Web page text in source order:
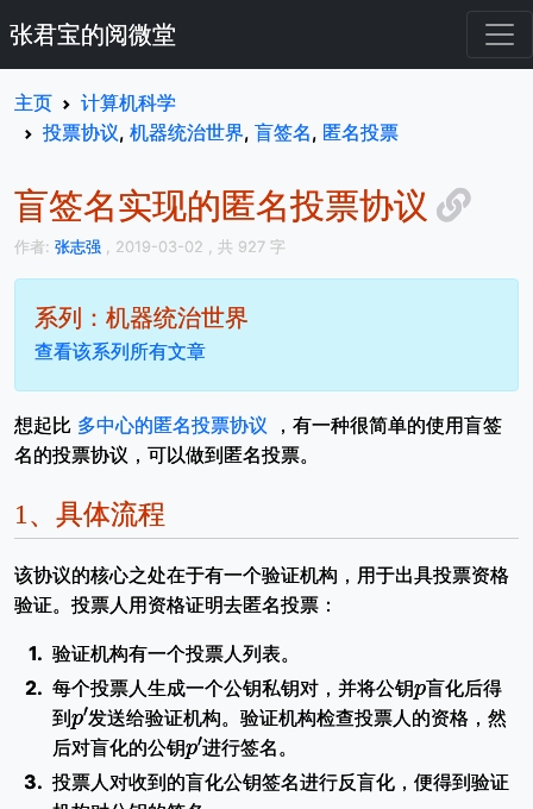
张君宝的阅微堂
主页
计算机科学
投票协议, 机器统治世界, 盲签名, 匿名投票
盲签名实现的匿名投票协议
作者: 张志强 , 2019-03-02 , 共 927 字
系列：机器统治世界
查看该系列所有文章
想起比 多中心的匿名投票协议
，有一种很简单的使用盲签
名的投票协议，可以做到匿名投票。
1、 具体流程
该协议的核心之处在于有一个验证机构，用于出具投票资格
验证。投票人用资格证明去匿名投票：
验证机构有一个投票人列表。
每个投票人生成一个公钥私钥对，并将公钥
p
盲化后得
到
p
发送给验证机构。验证机构检查投票人的资格，然
后对盲化的公钥
p′
进行签名。
投票人对收到的盲化公钥签名进行反盲化，便得到验证